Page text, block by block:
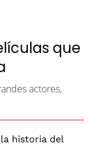
que
actores,